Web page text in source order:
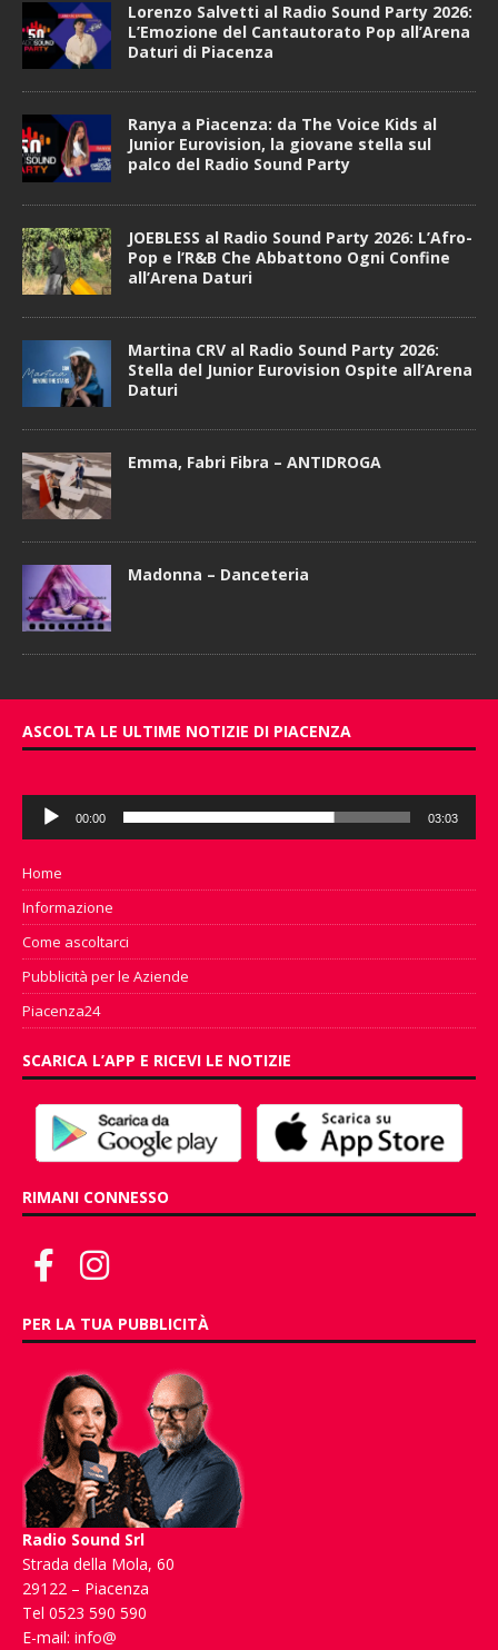
Lorenzo Salvetti al Radio Sound Party 2026:
L’Emozione del Cantautorato Pop all’Arena
Daturi di Piacenza
Ranya a Piacenza: da The Voice Kids al
Junior Eurovision, la giovane stella sul
palco del Radio Sound Party
JOEBLESS al Radio Sound Party 2026: L’Afro-
Pop e l’R&B Che Abbattono Ogni Confine
all’Arena Daturi
Martina CRV al Radio Sound Party 2026:
Stella del Junior Eurovision Ospite all’Arena
Daturi
Emma, Fabri Fibra – ANTIDROGA
Madonna – Danceteria
ASCOLTA LE ULTIME NOTIZIE DI PIACENZA
Audio
Player
00:00 03:03
Home
Informazione
Come ascoltarci
Pubblicità per le Aziende
Piacenza24
SCARICA L’APP E RICEVI LE NOTIZIE
RIMANI CONNESSO
PER LA TUA PUBBLICITÀ
Radio Sound Srl
Strada della Mola, 60
29122 – Piacenza
Tel 0523 590 590
E-mail: info@